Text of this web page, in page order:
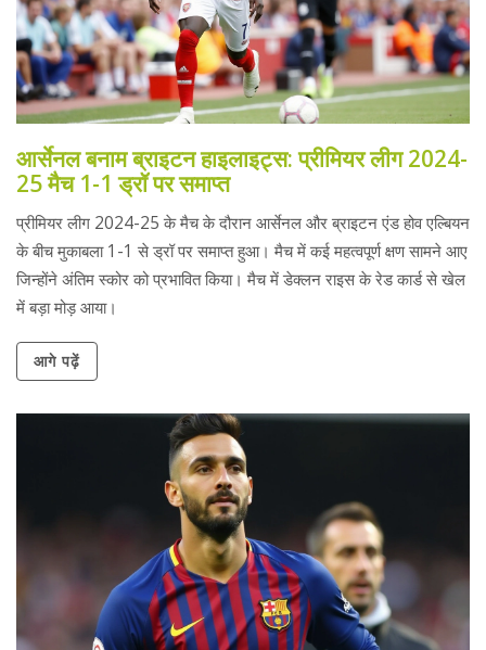
आर्सेनल बनाम ब्राइटन हाइलाइट्स: प्रीमियर लीग 2024-
25 मैच 1-1 ड्रॉ पर समाप्त
प्रीमियर लीग 2024-25 के मैच के दौरान आर्सेनल और ब्राइटन एंड होव एल्बियन
के बीच मुकाबला 1-1 से ड्रॉ पर समाप्त हुआ। मैच में कई महत्वपूर्ण क्षण सामने आए
जिन्होंने अंतिम स्कोर को प्रभावित किया। मैच में डेक्लन राइस के रेड कार्ड से खेल
में बड़ा मोड़ आया।
आगे पढ़ें